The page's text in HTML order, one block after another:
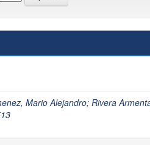
Mario Alejandro; Rivera